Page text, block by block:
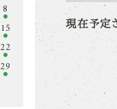
現在予定
8
15
22
29